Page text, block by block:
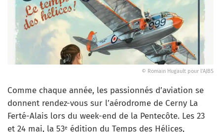
© Romain Hugault pour l'AJBS
Comme chaque année, les passionnés d’aviation se
donnent rendez-vous sur l’aérodrome de Cerny La
Ferté-Alais lors du week-end de la Pentecôte. Les 23
et 24 mai, la 53e édition du Temps des Hélices,